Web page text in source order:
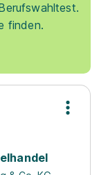
finden.